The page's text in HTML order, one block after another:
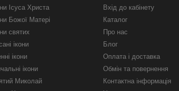
Ісуса Христа
Божої Матері
святих
ікони
ікони
ікони
Миколай
Вхід до кабінету
Каталог
Про нас
Блог
Оплата і доставка
Обмін та повернення
Контактна інформація